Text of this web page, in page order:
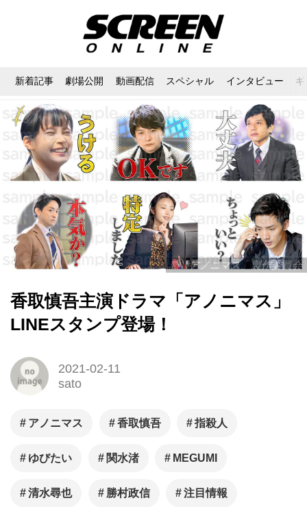
新着記事 劇場公開 動画配信 スペシャル インタビュー
©︎「アノニマス」製作委員会
香取慎吾主演ドラマ「アノニマス」
LINEスタンプ登場！
2021-02-11
sato
アノニマス 香取慎吾 指殺人
ゆびたい 関水渚 MEGUMI
清水尋也 勝村政信 注目情報